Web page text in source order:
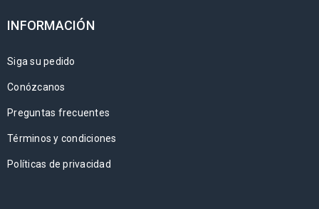
INFORMACIÓN
Siga su pedido
Conózcanos
Preguntas frecuentes
Términos y condiciones
Políticas de privacidad